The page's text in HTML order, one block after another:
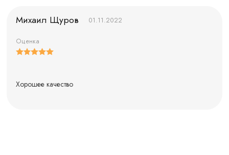
Михаил Щуров 01.11.2022
Оценка
Хорошее качество